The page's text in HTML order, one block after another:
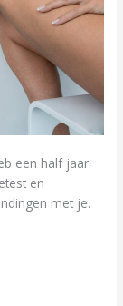
een half jaar
en
met je.